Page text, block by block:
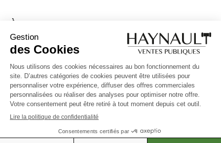
À propos
Notre équipe
Vidéos
Questions fréquentes
Conditions générales
Suivez-nous